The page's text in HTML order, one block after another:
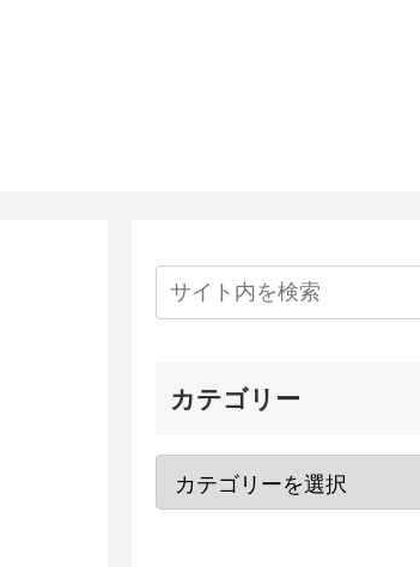
カテゴリー